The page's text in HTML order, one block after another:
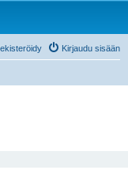
Kirjaudu sisään